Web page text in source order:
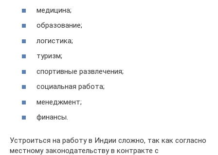
медицина;
образование;
логистика;
туризм;
спортивные развлечения;
социальная работа;
менеджмент;
финансы.
Устроиться на работу в Индии сложно, так как согласно
местному законодательству в контракте с